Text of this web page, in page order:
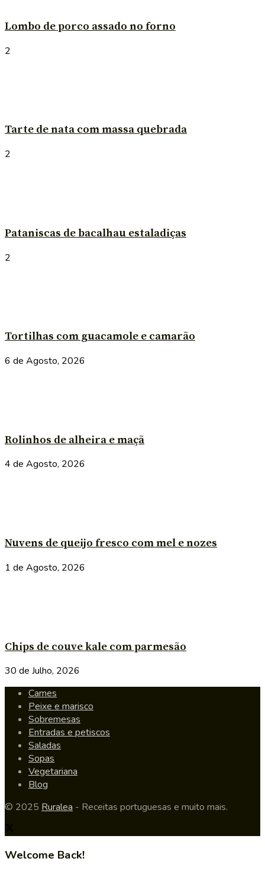
Lombo de porco assado no forno
2
Tarte de nata com massa quebrada
2
Pataniscas de bacalhau estaladiças
2
Tortilhas com guacamole e camarão
6 de Agosto, 2026
Rolinhos de alheira e maçã
4 de Agosto, 2026
Nuvens de queijo fresco com mel e nozes
1 de Agosto, 2026
Chips de couve kale com parmesão
30 de Julho, 2026
Carnes
Peixe e marisco
Sobremesas
Entradas e petiscos
Saladas
Sopas
Vegetariana
Blog
© 2025 Ruralea - Receitas portuguesas e muito mais.
Welcome Back!